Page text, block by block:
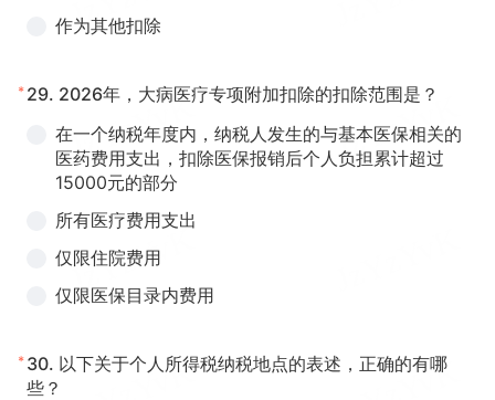
作为其他扣除
* 29. 2026年，大病医疗专项附加扣除的扣除范围是？
在一个纳税年度内，纳税人发生的与基本医保相关的
医药费用支出，扣除医保报销后个人负担累计超过
15000元的部分
所有医疗费用支出
仅限住院费用
仅限医保目录内费用
* 30. 以下关于个人所得税纳税地点的表述，正确的有哪
些？